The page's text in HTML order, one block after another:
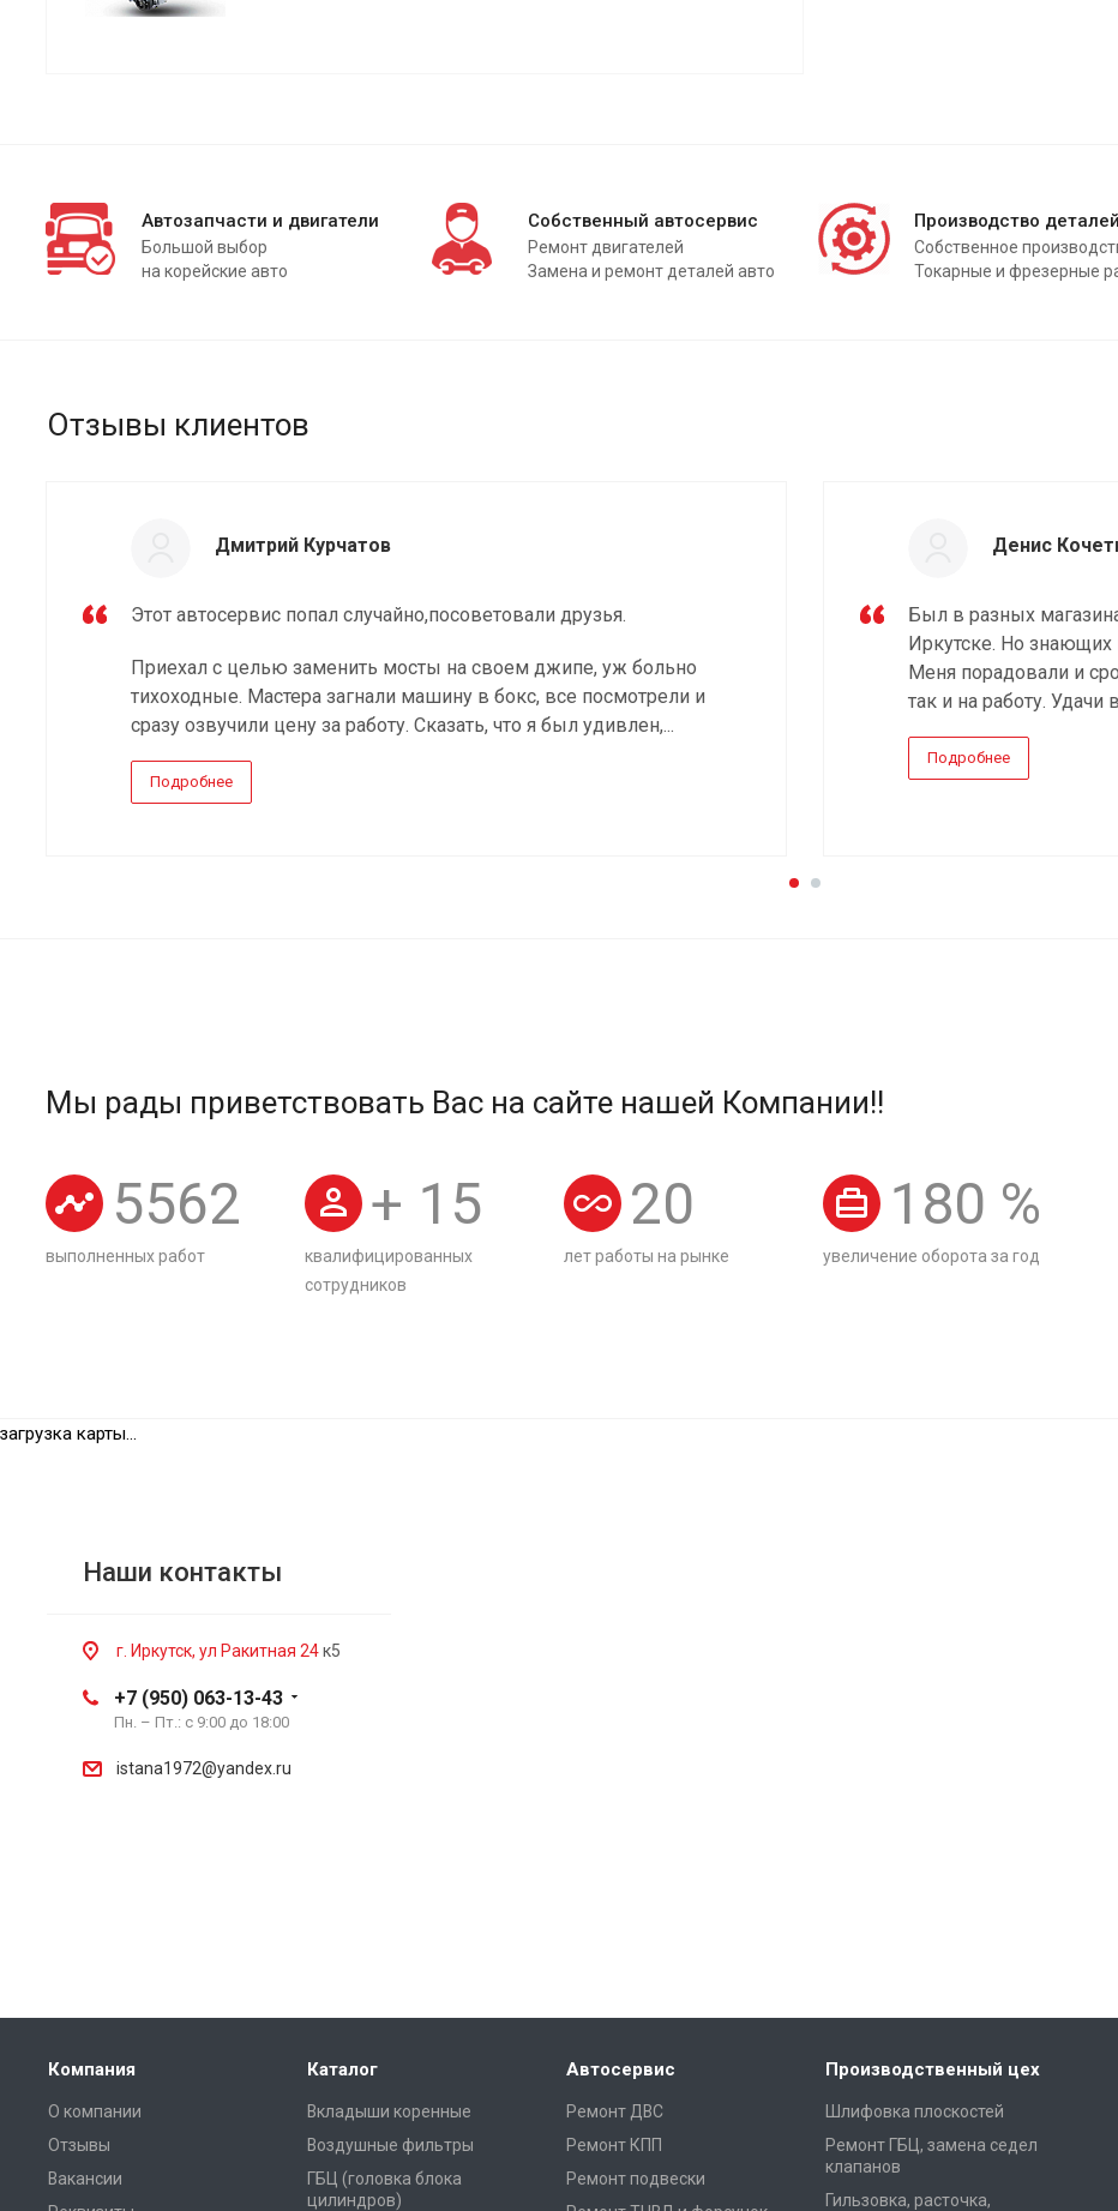
Автозапчасти и двигатели
Большой выбор
на корейские авто
Собственный автосервис
Ремонт двигателей
Замена и ремонт деталей авто
Производство деталей
Собственное
Токарные и фрезерные
Отзывы клиентов
Дмитрий Курчатов
Этот автосервис попал случайно,посоветовали друзья.
Приехал с целью заменить мосты на своем джипе, уж больно
тихоходные. Мастера загнали машину в бокс, все посмотрели и
сразу озвучили цену за работу. Сказать, что я был удивлен,...
Подробнее
Денис
Был в разных
Иркутске. Но знающих
Меня порадовали и
так и на работу. Удачи
Подробнее
Мы рады приветствовать Вас на сайте нашей Компании!!
5562
выполненных работ
+ 15
квалифицированных
сотрудников
20
лет работы на рынке
180 %
увеличение оборота за год
Наши контакты
г. Иркутск, ул Ракитная 24к5
+7 (950) 063-13-43
Пн. – Пт.: с 9:00 до 18:00
istana1972@yandex.ru
загрузка карты...
Компания
О компании
Отзывы
Вакансии
Каталог
Вкладыши коренные
Воздушные фильтры
ГБЦ (головка блока
цилиндров)
Автосервис
Ремонт ДВС
Ремонт КПП
Ремонт подвески
Производственный цех
Шлифовка плоскостей
Ремонт ГБЦ, замена седел
клапанов
Гильзовка, расточка,